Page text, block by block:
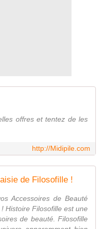
offres et tentez de les
http://Midipile.com
de Filosofille !
Accessoires de Beauté
Histoire Filosofille est une
de beauté. Filosofille